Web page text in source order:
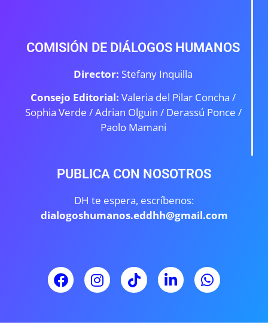
COMISIÓN DE DIÁLOGOS HUMANOS
Director: Stefany Inquilla
Consejo Editorial: Valeria del Pilar Concha /
Sophia Verde /Adrian Olguin / Derassú Ponce /
Paolo Mamani
PUBLICA CON NOSOTROS
DH te espera, escríbenos:
dialogoshumanos.eddhh@gmail.com